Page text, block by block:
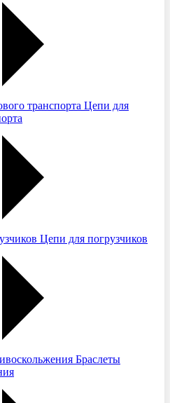
Цепи для
Цепи для погрузчиков
Браслеты